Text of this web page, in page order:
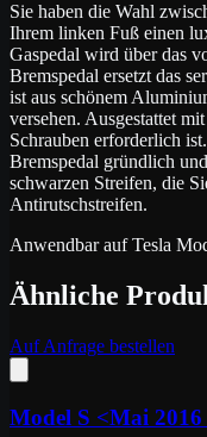
Sie haben die Wahl
Ihrem linken Fuß einen
Gaspedal wird über das
Bremspedal ersetzt das
ist aus schönem
versehen. Ausgestattet
Schrauben erforderlich
Bremspedal gründlich
schwarzen Streifen, die
Antirutschstreifen.
Anwendbar auf Tesla
Ähnliche
Auf Anfrage bestellen
Model S <Mai